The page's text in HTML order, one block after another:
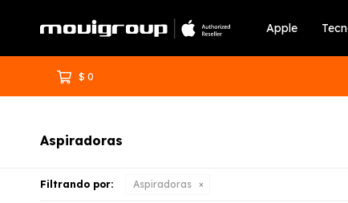
Apple
$ 0
Aspiradoras
Filtrando por: Aspiradoras